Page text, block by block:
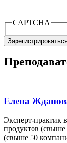
CAPTCHA
Елена
Эксперт-практик
продуктов (свыше
(свыше 50